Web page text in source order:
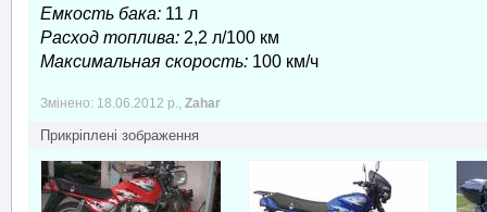
Емкость бака: 11 л
Расход топлива: 2,2 л/100 км
Максимальная скорость: 100 км/ч
Змінено: 18.06.2012 р., Zahar
Прикріплені зображення